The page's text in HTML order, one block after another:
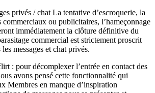
privés / chat La tentative d’escroquerie, la
commerciaux ou publicitaires, l’hameçonnage
immédiatement la clôture définitive du
commercial est strictement proscrit
messages et chat privés.
: pour décomplexer l’entrée en contact des
avons pensé cette fonctionnalité qui
Membres en manque d’inspiration